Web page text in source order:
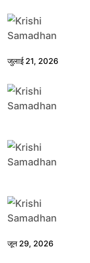
जुलाई 21, 2026
जून 29, 2026